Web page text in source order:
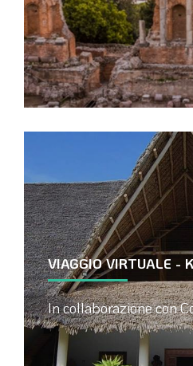
VIAGGIO VIRTUALE -
In collaborazione con